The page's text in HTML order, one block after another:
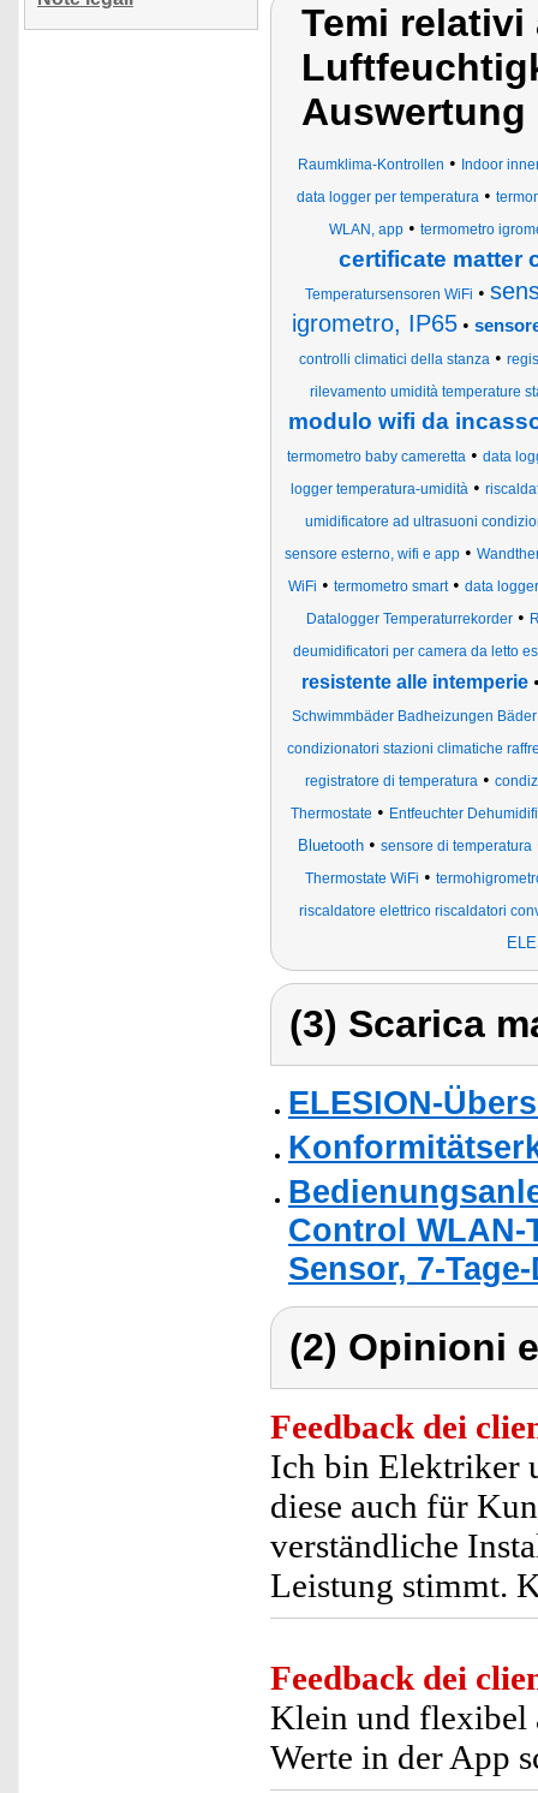
Temi relativi
Auswertung
Raumklima-Kontrollen • Indoor
data logger per temperatura •
WLAN, app• termometro
certificate matter
Temperatursensoren WiFi •
igrometro, IP65 •
controlli climatici della stanza •
rilevamento umidità temperature
modulo wifi da
termometro baby cameretta • data
logger temperatura-umidità •
umidificatore ad ultrasuoni
sensore esterno, wifi e app•
WiFi • termometro smart• data
Datalogger Temperaturrekorder•
deumidificatori per camera da letto
resistente alle intemperie
Schwimmbäder Badheizungen
condizionatori stazioni climatiche
registratore di temperatura •
Thermostate • Entfeuchter
Bluetooth• sensore di temperatura
Thermostate WiFi •
riscaldatore elettrico riscaldatori
(3) Scarica
ELESION-
Control
Sensor, 7-
(2) Opinioni
Feedback dei
Ich bin Elektriker
diese auch für
verständliche
Leistung stimmt.
Feedback dei
Klein und flexibel
Werte in der App